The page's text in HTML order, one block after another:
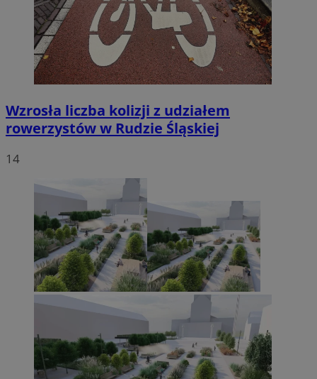
Wzrosła liczba kolizji z udziałem
rowerzystów w Rudzie Śląskiej
14